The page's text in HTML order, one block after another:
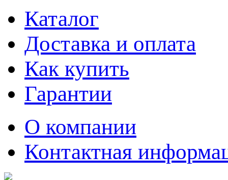
Каталог
Доставка и оплата
Как купить
Гарантии
О компании
Контактная